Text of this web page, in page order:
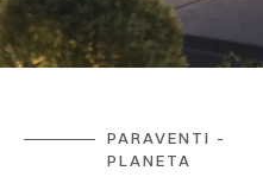
PARAVENTI -
PLANETA